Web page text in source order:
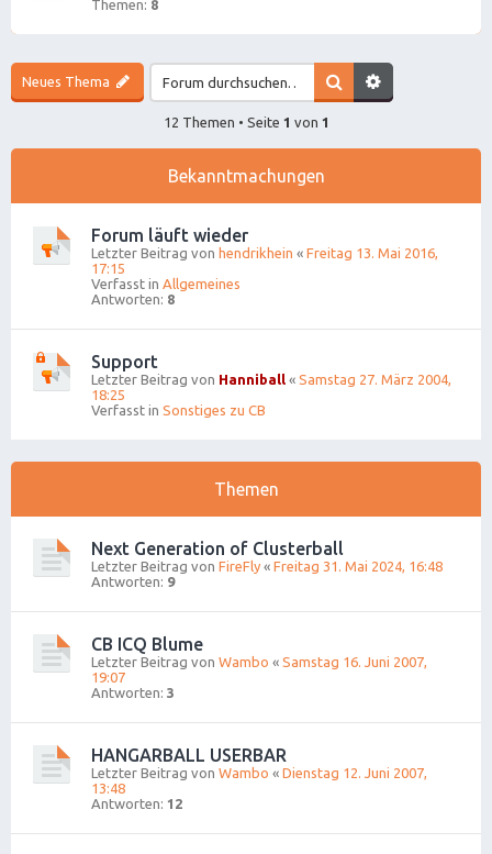
Themen: 8
Neues Thema
12 Themen • Seite 1 von 1
Bekanntmachungen
Forum läuft wieder
Letzter Beitrag von hendrikhein « Freitag 13. Mai 2016,
17:15
Verfasst in Allgemeines
Antworten: 8
Support
Letzter Beitrag von Hanniball « Samstag 27. März 2004,
18:25
Verfasst in Sonstiges zu CB
Themen
Next Generation of Clusterball
Letzter Beitrag von FireFly « Freitag 31. Mai 2024, 16:48
Antworten: 9
CB ICQ Blume
Letzter Beitrag von Wambo « Samstag 16. Juni 2007,
19:07
Antworten: 3
HANGARBALL USERBAR
Letzter Beitrag von Wambo « Dienstag 12. Juni 2007,
13:48
Antworten: 12